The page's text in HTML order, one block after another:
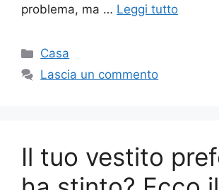
problema, ma … Leggi tutto
Categorie
Casa
Lascia un commento
Il tuo vestito